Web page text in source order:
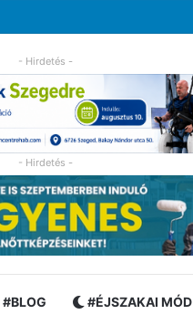
- Hirdetés -
- Hirdetés -
#BLOG #ÉJSZAKAI MÓD